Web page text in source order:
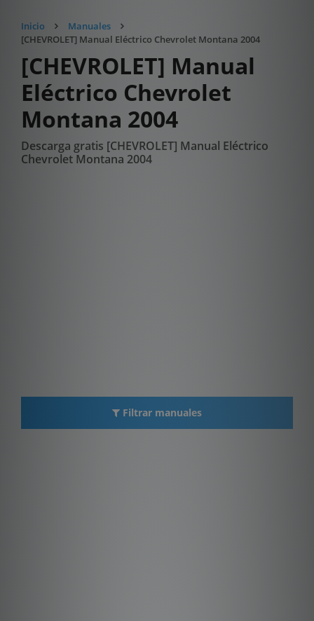
Inicio
Manuales
[CHEVROLET] Manual Eléctrico Chevrolet Montana 2004
[CHEVROLET] Manual
Eléctrico Chevrolet
Montana 2004
Descarga gratis [CHEVROLET] Manual Eléctrico
Chevrolet Montana 2004
Filtrar manuales